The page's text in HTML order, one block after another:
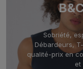
Sobriété,
Débardeurs,
qualité-prix en
et